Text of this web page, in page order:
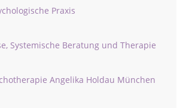
Praxis
Systemische Beratung und Therapie
Angelika Holdau München